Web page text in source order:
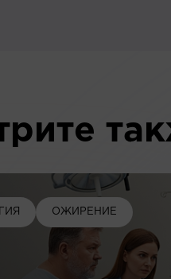
ОЖИРЕНИЕ